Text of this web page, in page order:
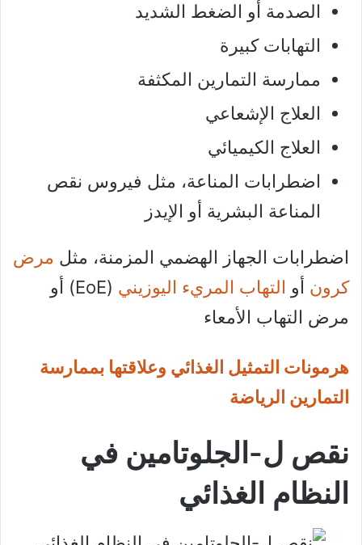
الصدمة أو الضغط الشديد
التهابات كبيرة
ممارسة التمارين المكثفة
العلاج الإشعاعي
العلاج الكيميائي
اضطرابات المناعة، مثل فيروس نقص
المناعة البشرية أو الإيدز
اضطرابات الجهاز الهضمي المزمنة، مثل مرض
كرون أو التهاب المريء اليوزيني
(EoE) أو
مرض التهاب الأمعاء
هرمونات التمثيل الغذائي وعلاقتها بممارسة
التمارين الرياضة
نقص ل-الجلوتامين في
النظام الغذائي